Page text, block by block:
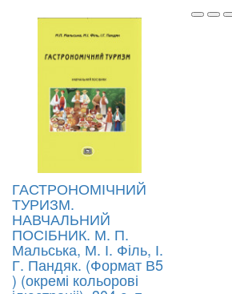
ГАСТРОНОМІЧНИЙ
ТУРИЗМ.
НАВЧАЛЬНИЙ
ПОСІБНИК. М. П.
Мальська, М. І. Філь, І.
Г. Пандяк. (Формат В5
) (окремі кольорові